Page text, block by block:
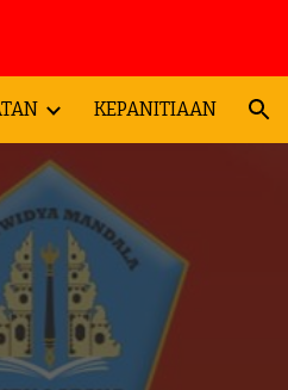
KEPANITIAAN